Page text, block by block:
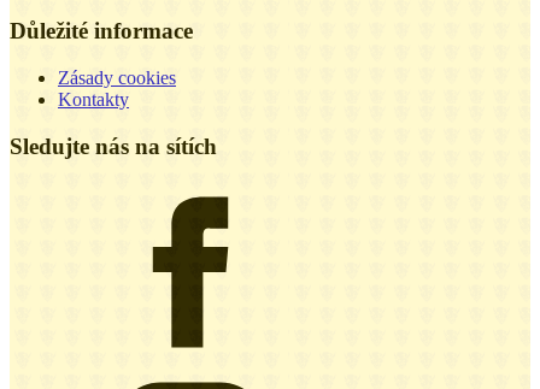
Důležité informace
Zásady cookies
Kontakty
Sledujte nás na sítích